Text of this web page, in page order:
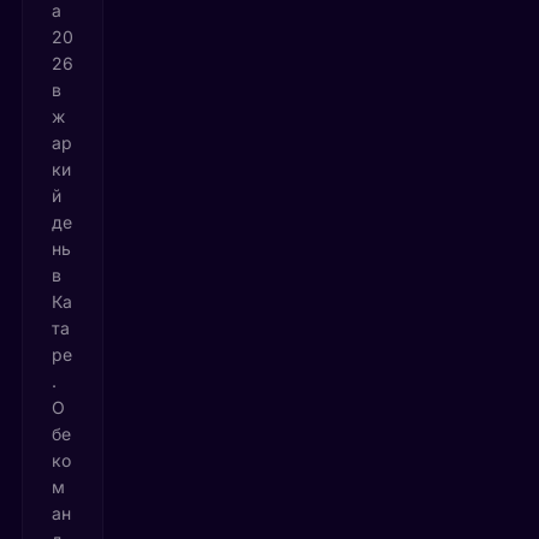
а
20
26
в
ж
ар
ки
й
де
нь
в
Ка
та
ре
.
О
бе
ко
м
ан